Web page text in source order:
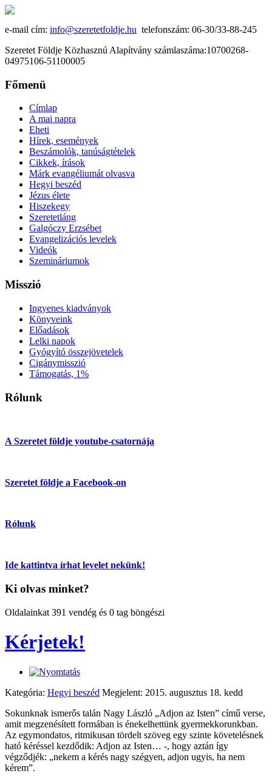
e-mail cím: info@szeretetfoldje.hu telefonszám: 06-30/33-88-245
Szeretet Földje Közhasznú Alapítvány számlaszáma:10700268-
04975106-51100005
Főmenü
Címlap
A mai napra
Eheti
Hírek, események
Beszámolók, tanúságtételek
Cikkek, írások
Márk evangéliumát olvasva
Hegyi beszéd
Jézus élete
Hiszekegy
Szeretetláng
Galgóczy Erzsébet
Evangelizációs levelek
Videók
Szemináriumok
Misszió
Ingyenes kiadványok
Könyveink
Előadások
Lelki napok
Gyógyító összejövetelek
Cigánymisszió
Támogatás, 1%
Rólunk
A Szeretet földje youtube-csatornája
Szeretet földje a Facebook-on
Rólunk
Ide kattintva írhat levelet nekünk!
Ki olvas minket?
Oldalainkat 391 vendég és 0 tag böngészi
Kérjetek!
Kategória: Hegyi beszéd Megjelent: 2015. augusztus 18. kedd
Sokunknak ismerős talán Nagy László „Adjon az Isten” című verse,
amit megzenésített formában is énekelhettünk gyermekkorunkban.
Az egymondatos, ritmikusan tördelt szöveg egy szinte követelésnek
ható kéréssel kezdődik: Adjon az Isten… -, hogy aztán így
végződjék: „nekem a kérés nagy szégyen, adjon ugyis, ha nem
kérem”.